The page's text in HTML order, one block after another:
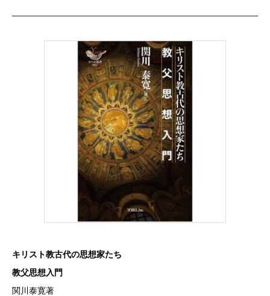
キリスト教古代の思想家たち
教父思想入門
関川泰寛著